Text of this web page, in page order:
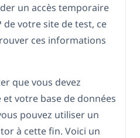
un accès temporaire
de votre site de test, ce
ces informations
que vous devez
votre base de données
pouvez utiliser un
à cette fin. Voici un